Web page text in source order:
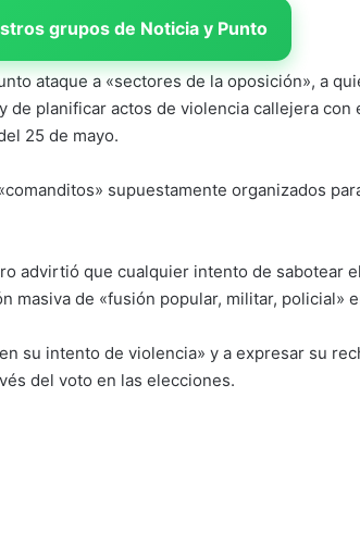
grupos de Noticia y Punto
ataque a «sectores de la oposición», a
de planificar actos de violencia callejera con
25 de mayo.
supuestamente organizados
advirtió que cualquier intento de sabotear
masiva de «fusión popular, militar, policial»
su intento de violencia» y a expresar su
del voto en las elecciones.